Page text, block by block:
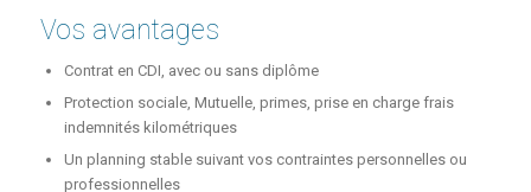
Vos avantages
Contrat en CDI, avec ou sans diplôme
Protection sociale, Mutuelle, primes, prise en charge frais
indemnités kilométriques
Un planning stable suivant vos contraintes personnelles ou
professionnelles